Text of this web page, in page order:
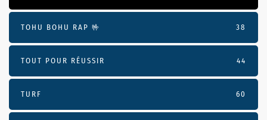
TOHU BOHU RAP 🤟 38
TOUT POUR RÉUSSIR 44
TURF 60